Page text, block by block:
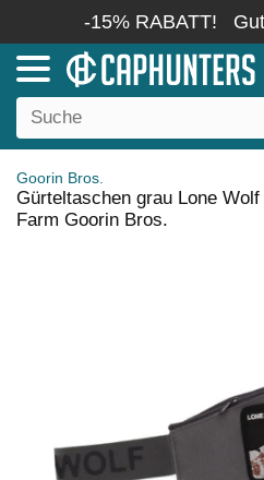
-15% RABATT!
Goorin Bros.
Gürteltaschen grau Lone
Farm Goorin Bros.